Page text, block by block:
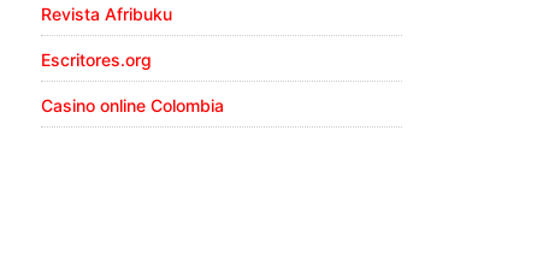
Revista Afribuku
Escritores.org
Casino online Colombia